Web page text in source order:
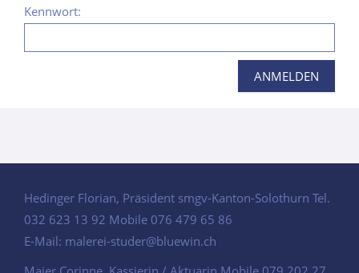
Kennwort:
Hedinger Florian, Präsident smgv-Kanton-Solothurn Tel.
032 623 13 92 Mobile 076 479 65 86
E-Mail: malerei-studer@bluewin.ch